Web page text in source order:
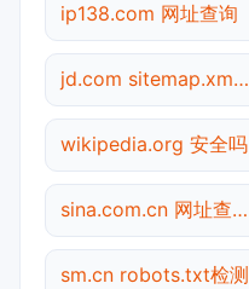
ip138.com 网址查询
jd.com sitemap.xml检测
wikipedia.org 安全吗
sina.com.cn 网址查询
sm.cn robots.txt检测